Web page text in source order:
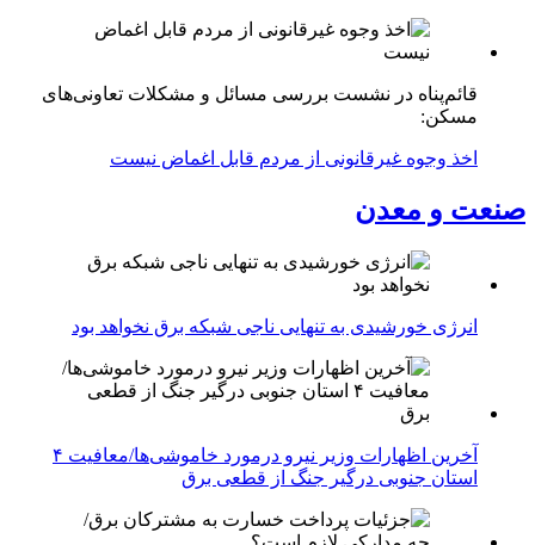
قائم‌پناه در نشست بررسی مسائل و مشکلات تعاونی‌های
مسکن:
اخذ وجوه غیرقانونی از مردم قابل اغماض نیست
صنعت و معدن
انرژی خورشیدی به تنهایی ناجی شبکه برق نخواهد بود
آخرین اظهارات وزیر نیرو درمورد خاموشی‌ها/معافیت ۴
استان جنوبی درگیر جنگ از قطعی برق